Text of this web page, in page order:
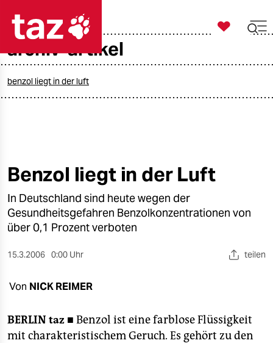
öko
gesellschaft
kultur
sport
wahrheit

taz zahl ich
archiv-artikel
benzol liegt in der luft
Benzol liegt in der Luft
In Deutschland sind heute wegen der
Gesundheitsgefahren Benzolkonzentrationen von
über 0,1 Prozent verboten
15.3.2006 0:00 Uhr teilen
Von NICK REIMER
BERLIN taz ■ Benzol ist eine farblose Flüssigkeit
mit charakteristischem Geruch. Es gehört zu den